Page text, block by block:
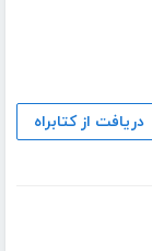
دریافت از کتابراه